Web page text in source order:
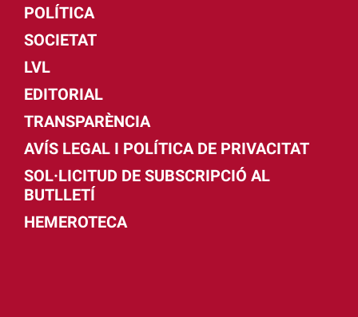
POLÍTICA
SOCIETAT
LVL
EDITORIAL
TRANSPARÈNCIA
AVÍS LEGAL I POLÍTICA DE PRIVACITAT
SOL·LICITUD DE SUBSCRIPCIÓ AL
BUTLLETÍ
HEMEROTECA